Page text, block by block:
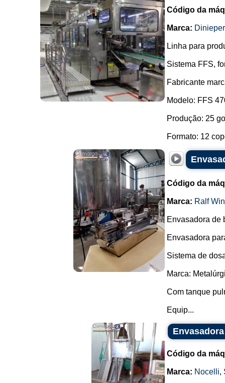
Código da
Marca: Dinieper
Linha para
Sistema FFS,
Fabricante
Modelo: FFS
Produção: 25
Formato: 12
Código da
Marca: Ralf
Envasadora de
Envasadora
Sistema de
Marca:
Com tanque
Equip...
Código da
Marca: Nocelli,